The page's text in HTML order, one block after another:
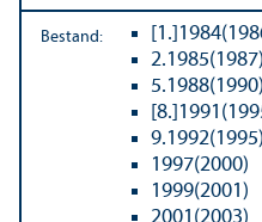
Bestand:
2.1985(1987)
1997(2000)
1999(2001)